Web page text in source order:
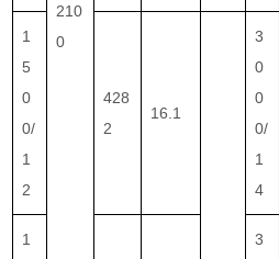
210
0
1
5
0
0/
1
2
428
2
16.1
3
0
0
0/
1
4
1
3